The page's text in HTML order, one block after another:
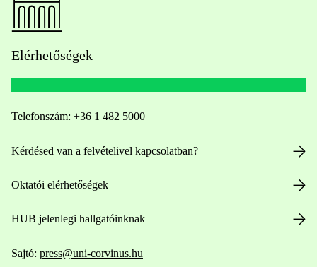
Elérhetőségek
Telefonszám: +36 1 482 5000
Kérdésed van a felvételivel kapcsolatban?
Oktatói elérhetőségek
HUB jelenlegi hallgatóinknak
Sajtó: press@uni-corvinus.hu